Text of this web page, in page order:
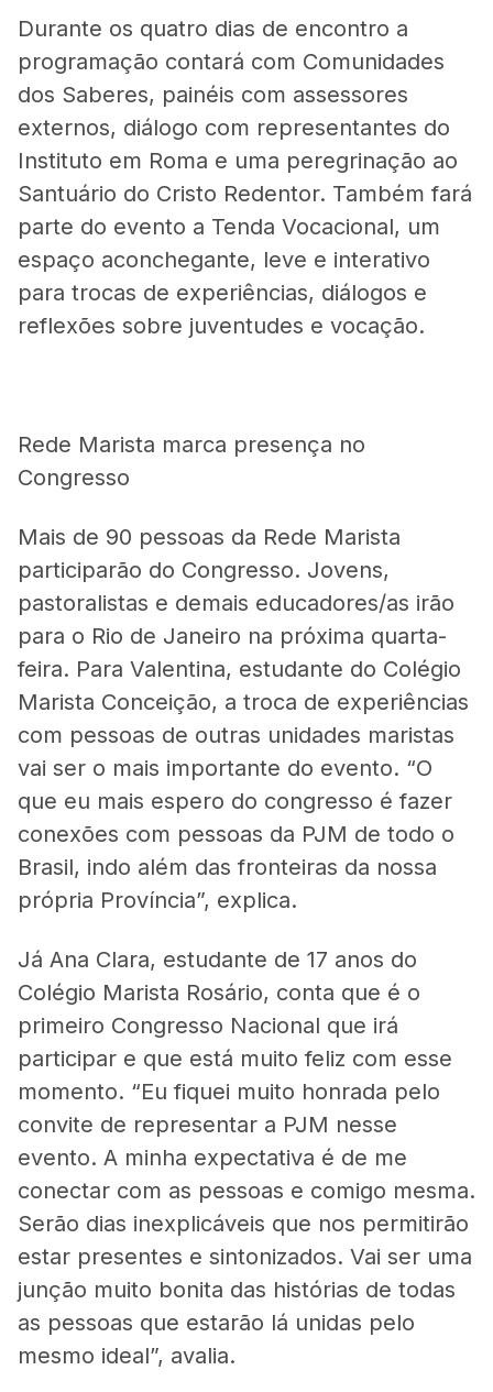
Durante os quatro dias de encontro a
programação contará com Comunidades
dos Saberes, painéis com assessores
externos, diálogo com representantes do
Instituto em Roma e uma peregrinação ao
Santuário do Cristo Redentor. Também fará
parte do evento a Tenda Vocacional, um
espaço aconchegante, leve e interativo
para trocas de experiências, diálogos e
reflexões sobre juventudes e vocação.
Rede Marista marca presença no
Congresso
Mais de 90 pessoas da Rede Marista
participarão do Congresso. Jovens,
pastoralistas e demais educadores/as irão
para o Rio de Janeiro na próxima quarta-
feira. Para Valentina, estudante do Colégio
Marista Conceição, a troca de experiências
com pessoas de outras unidades maristas
vai ser o mais importante do evento. “O
que eu mais espero do congresso é fazer
conexões com pessoas da PJM de todo o
Brasil, indo além das fronteiras da nossa
própria Província”, explica.
Já Ana Clara, estudante de 17 anos do
Colégio Marista Rosário, conta que é o
primeiro Congresso Nacional que irá
participar e que está muito feliz com esse
momento. “Eu fiquei muito honrada pelo
convite de representar a PJM nesse
evento. A minha expectativa é de me
conectar com as pessoas e comigo mesma.
Serão dias inexplicáveis que nos permitirão
estar presentes e sintonizados. Vai ser uma
junção muito bonita das histórias de todas
as pessoas que estarão lá unidas pelo
mesmo ideal”, avalia.